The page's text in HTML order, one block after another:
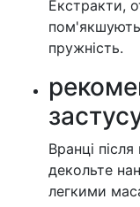
Екстракти,
пружність.
Вранці
декольте
легкими